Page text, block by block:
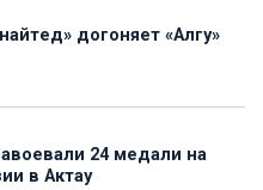
догоняет «Алгу»
24 медали на
в Актау